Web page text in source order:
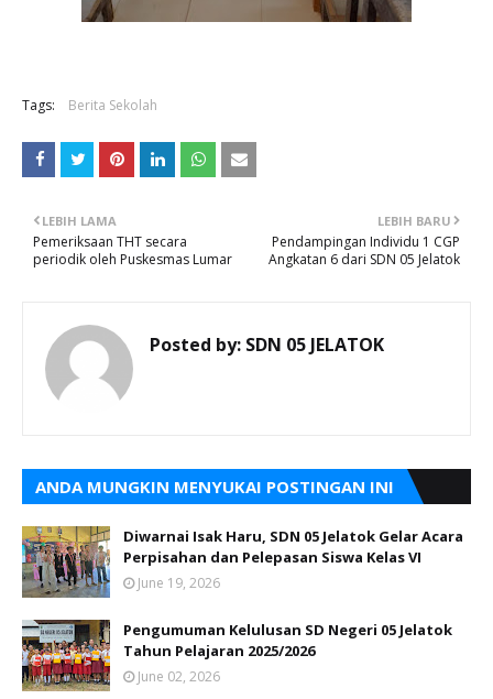
Tags: Berita Sekolah
LEBIH BARU
Pendampingan Individu 1 CGP
Angkatan 6 dari SDN 05 Jelatok
LEBIH LAMA
Pemeriksaan THT secara
periodik oleh Puskesmas Lumar
Posted by: SDN 05 JELATOK
ANDA MUNGKIN MENYUKAI POSTINGAN INI
Diwarnai Isak Haru, SDN 05 Jelatok Gelar Acara
Perpisahan dan Pelepasan Siswa Kelas VI
June 19, 2026
Pengumuman Kelulusan SD Negeri 05 Jelatok
Tahun Pelajaran 2025/2026
June 02, 2026